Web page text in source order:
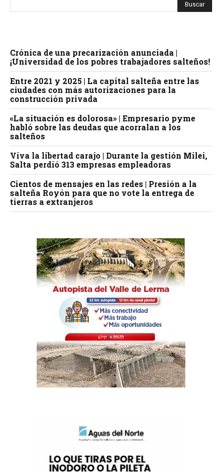
Crónica de una precarización anunciada |
¡Universidad de los pobres trabajadores salteños!
Entre 2021 y 2025 | La capital salteña entre las
ciudades con más autorizaciones para la
construcción privada
«La situación es dolorosa» | Empresario pyme
habló sobre las deudas que acorralan a los
salteños
Viva la libertad carajo | Durante la gestión Milei,
Salta perdió 313 empresas empleadoras
Cientos de mensajes en las redes | Presión a la
salteña Royón para que no vote la entrega de
tierras a extranjeros